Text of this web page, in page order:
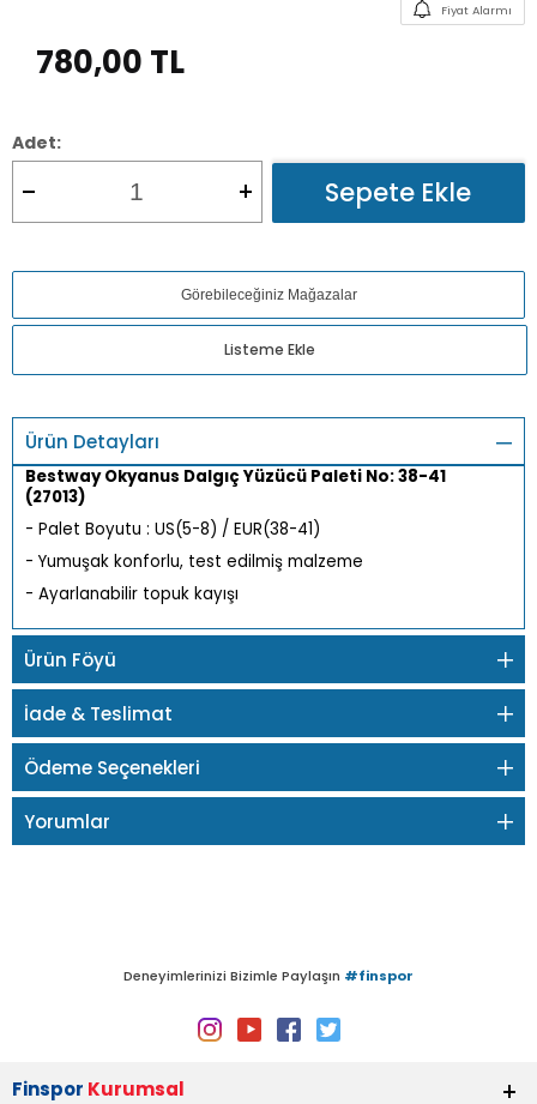
Fiyat Alarmı
780,00 TL
Adet:
Sepete Ekle
Görebileceğiniz Mağazalar
Listeme Ekle
Ürün Detayları
Bestway Okyanus Dalgıç Yüzücü Paleti No: 38-41
(27013)
- Palet Boyutu : US(5-8) / EUR(38-41)
- Yumuşak konforlu, test edilmiş malzeme
- Ayarlanabilir topuk kayışı
Ürün Föyü
İade & Teslimat
Ödeme Seçenekleri
Yorumlar
Deneyimlerinizi Bizimle Paylaşın #finspor
Finspor Kurumsal